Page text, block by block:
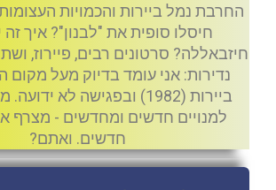
החרבת נמל ביירות והכמויות
חיסלו סופית את "לבנון"? איך
חיזבאללה? סרטונים רבים, פיירוז,
נדירות: אני עומד בדיוק מעל מקום
ביירות (1982) ובפגישה לא
למנויים חדשים ומחדשים - מצרף
חדשים. ואתם?